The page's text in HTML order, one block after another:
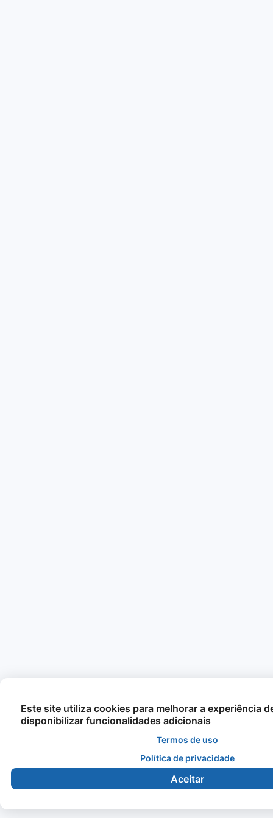
Este site utiliza cookies para melhorar a experiência
disponibilizar funcionalidades adicionais
Termos de uso
Política de privacidade
Aceitar